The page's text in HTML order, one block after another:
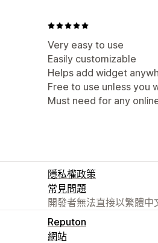
Very easy to use
Easily customizable
Helps add widget
Free to use unless you
Must need for any
隱私權政策
常見問題
開發者無法直接以繁體中
Reputon
網站